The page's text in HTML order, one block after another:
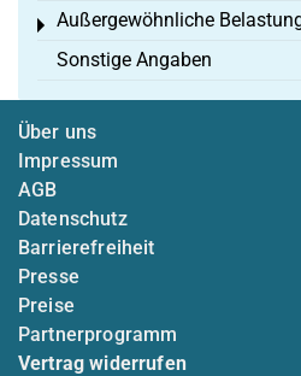
Außergewöhnliche
Toggle menu
Sonstige Angaben
Über uns
Impressum
AGB
Datenschutz
Barrierefreiheit
Presse
Preise
Partnerprogramm
Vertrag widerrufen